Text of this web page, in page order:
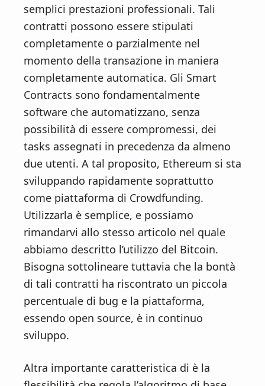
semplici prestazioni professionali. Tali
contratti possono essere stipulati
completamente o parzialmente nel
momento della transazione in maniera
completamente automatica. Gli Smart
Contracts sono fondamentalmente
software che automatizzano, senza
possibilità di essere compromessi, dei
tasks assegnati in precedenza da almeno
due utenti. A tal proposito, Ethereum si sta
sviluppando rapidamente soprattutto
come piattaforma di Crowdfunding.
Utilizzarla è semplice, e possiamo
rimandarvi allo stesso articolo nel quale
abbiamo descritto l’utilizzo del Bitcoin.
Bisogna sottolineare tuttavia che la bontà
di tali contratti ha riscontrato un piccola
percentuale di bug e la piattaforma,
essendo open source, è in continuo
sviluppo.
Altra importante caratteristica di è la